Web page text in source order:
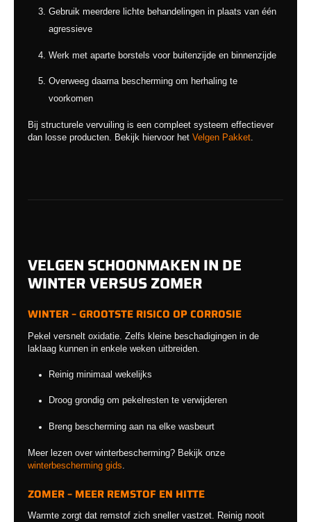
Gebruik meerdere lichte behandelingen in plaats van één
agressieve
Werk met aparte borstels voor buitenzijde en binnenzijde
Overweeg daarna bescherming om herhaling te
voorkomen
Bij structurele vervuiling is een compleet systeem effectiever
dan losse producten. Bekijk hiervoor het Velgen Pakket.
VELGEN SCHOONMAKEN IN DE
WINTER VERSUS ZOMER
WINTER – GROOTSTE RISICO OP CORROSIE
Pekel versnelt oxidatie. Zelfs kleine beschadigingen in de
laklaag kunnen in enkele weken uitbreiden.
Reinig minimaal wekelijks
Droog grondig om pekelresten te verwijderen
Breng bescherming aan na elke wasbeurt
Meer lezen over winterbescherming? Bekijk onze
winterbescherming gids.
ZOMER – MEER REMSTOF EN HITTE
Warmte zorgt dat remstof zich sneller vastzet. Reinig nooit